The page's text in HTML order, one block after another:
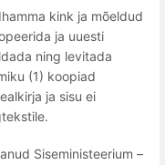
kink ja mõeldud
ja uuesti
ning levitada
(1) koopiad
ja sisu ei
Siseministeerium –